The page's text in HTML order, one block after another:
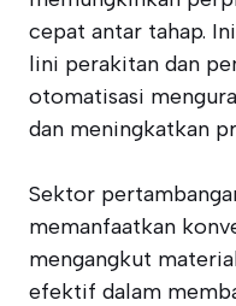
cepat antar tahap.
lini perakitan dan
otomatisasi
dan meningkatkan
Sektor
memanfaatkan
mengangkut
efektif dalam